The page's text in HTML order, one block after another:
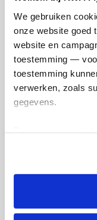
We gebruiken
onze website goed
website en
toestemming —
toestemming
verwerken, zoals
gegevens.
tonen. Je kunt je
intrekken via
lijst met cookies is
Referentie
en betaal